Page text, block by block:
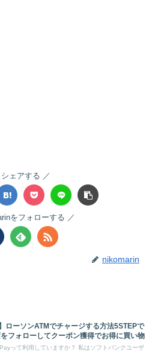
シェアする
をフォローする
nikomarin
ローソンATMでチャージする方法5STEPで
フォローしてクーポン獲得でお得に買い物
って利用していますか？ 私はソフトバンクユーザ